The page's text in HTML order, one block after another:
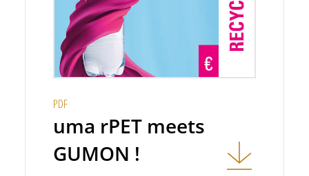
PDF
uma rPET meets
GUMON !